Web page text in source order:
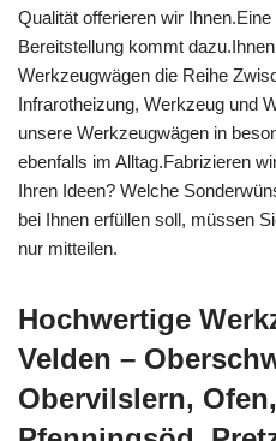
Qualität offerieren wir
Bereitstellung kommt
Werkzeugwägen die Reihe
Infrarotheizung, Werkzeug und
unsere Werkzeugwägen in
ebenfalls im Alltag.Fabrizieren
Ihren Ideen? Welche
bei Ihnen erfüllen soll, müssen
nur mitteilen.
Hochwertige
Velden –
Obervilslern,